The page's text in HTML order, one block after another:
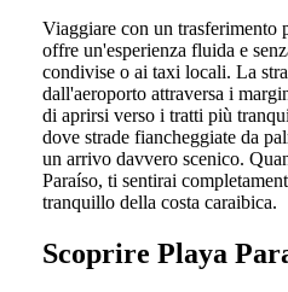
Viaggiare con un trasferimento
offre un'esperienza fluida e
condivise o ai taxi locali. La
dall'aeroporto attraversa i
di aprirsi verso i tratti più
dove strade fiancheggiate da
un arrivo davvero scenico.
Paraíso, ti sentirai
tranquillo della costa caraibica.
Scoprire Playa